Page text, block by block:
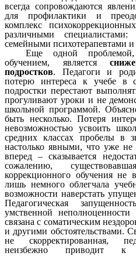
всегда сопровождаются
для профилактики и
комплекс
различными специалистами:
семейными психотерапевтами и
Еще одной
обучением, является
подростков. Педагоги и
потерю интереса к учебе в
подростки перестают
прогуливают уроки и не
школьной программой.
быть несколько. Потеря
невозможностью усвоить
средних классах пробелы в
настолько явными, что уже не
вперед – сказывается
сожалению,
коррекционного обучения не
лишь немного облегчала
возможности наверстать
Педагогическая
умственной
связана с соматическим
и другими обстоятельствами.
не скорректированная,
неизбежно приводит к